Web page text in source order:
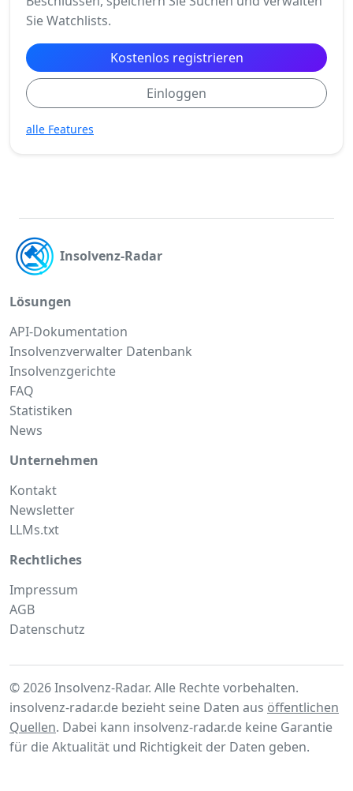
Sie Watchlists.
Kostenlos registrieren
Einloggen
alle Features
Insolvenz-Radar
Lösungen
API-Dokumentation
Insolvenzverwalter Datenbank
Insolvenzgerichte
FAQ
Statistiken
News
Unternehmen
Kontakt
Newsletter
LLMs.txt
Rechtliches
Impressum
AGB
Datenschutz
© 2026 Insolvenz-Radar. Alle Rechte vorbehalten.
insolvenz-radar.de bezieht seine Daten aus öffentlichen
Quellen. Dabei kann insolvenz-radar.de keine Garantie
für die Aktualität und Richtigkeit der Daten geben.